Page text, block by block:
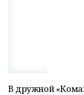
В дружной